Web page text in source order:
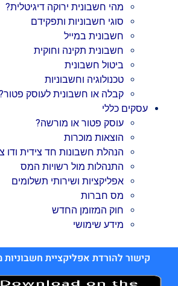
מהי חשבונית ירוקה דיגיטלית?
סוגי חשבוניות ותפקידם
חשבונית במייל
חשבונית תקינה וחוקית
ביטול חשבונית
טכנולוגיה וחשבוניות
קבלה או חשבונית לעוסק
עסקים כללי
עוסק פטור או מורשה?
הוצאות מוכרות
הנהלת חשבונות חד צידית ודו
התנהלות מול רשויות המס
אפליקציות ושירותי תשלומים
מס חברות
חוק המזומן החדש
מידע שימושי
קישור להורדת אפליקציית חשבוניות